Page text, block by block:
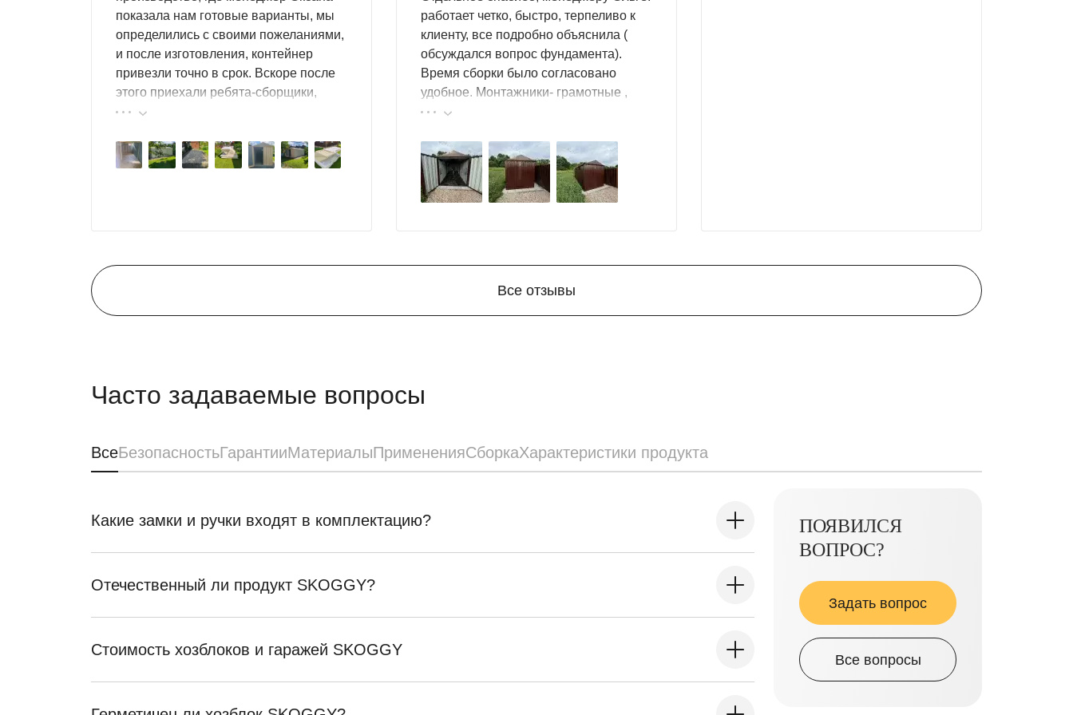
показала нам готовые варианты, мы
определились с своими пожеланиями,
и после изготовления, контейнер
привезли точно в срок. Вскоре после
этого приехали ребята-сборщики,
быстро, за пару часов, всё собрали.
поэтому всем советуем эту фирму.
работает четко, быстро, терпеливо к
клиенту, все подробно объяснила (
обсуждался вопрос фундамента).
Время сборки было согласовано
удобное. Монтажники- грамотные ,
культурные ребята. Спасибо компании
большой выбор продукции, реальные
цены.
Все отзывы
Часто задаваемые вопросы
ВсеБезопасностьГарантииМатериалыПримененияСборкаХарактеристики продукта
Какие замки и ручки входят в комплектацию?
Отечественный ли продукт SKOGGY?
Стоимость хозблоков и гаражей SKOGGY
ПОЯВИЛСЯ
ВОПРОС?
Задать вопрос
Все вопросы